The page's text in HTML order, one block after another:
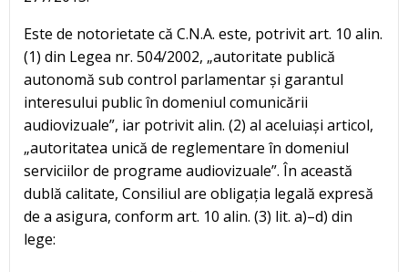
Este de notorietate că C.N.A. este, potrivit art. 10 alin.
(1) din Legea nr. 504/2002, „autoritate publică
autonomă sub control parlamentar și garantul
interesului public în domeniul comunicării
audiovizuale”, iar potrivit alin. (2) al aceluiași articol,
„autoritatea unică de reglementare în domeniul
serviciilor de programe audiovizuale”. În această
dublă calitate, Consiliul are obligația legală expresă
de a asigura, conform art. 10 alin. (3) lit. a)–d) din
lege: